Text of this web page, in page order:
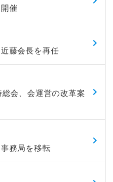
催
藤会長を再任
会、会運営の改革案
務局を移転